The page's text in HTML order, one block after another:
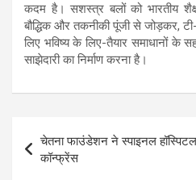
कदम है। सशस्त्र बलों को भारतीय
बौद्धिक और तकनीकी पूंजी से जोड़कर,
लिए भविष्य के लिए-तैयार समाधानों के
साझेदारी का निर्माण करना है।
Post
navigation
चेतना फाउंडेशन ने स्पाइनल
कॉन्फ्रेंस